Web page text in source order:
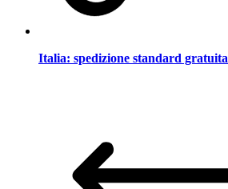
Italia: spedizione standard gratuita